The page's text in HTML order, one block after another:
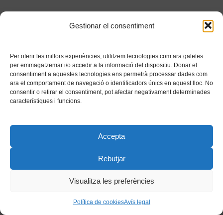
Gestionar el consentiment
Per oferir les millors experiències, utilitzem tecnologies com ara galetes
per emmagatzemar i/o accedir a la informació del dispositiu. Donar el
consentiment a aquestes tecnologies ens permetrà processar dades com
ara el comportament de navegació o identificadors únics en aquest lloc. No
consentir o retirar el consentiment, pot afectar negativament determinades
característiques i funcions.
Accepta
Rebutjar
Visualitza les preferències
Política de cookiesAvís legal